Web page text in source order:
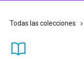
Todas las colecciones